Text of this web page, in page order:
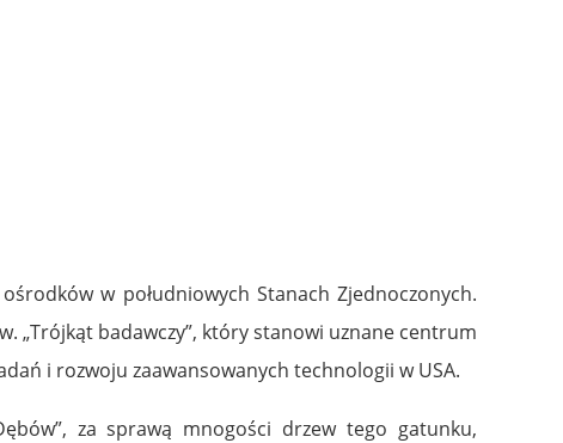
w południowych Stanach Zjednoczonych.
„Trójkąt badawczy”, który stanowi uznane centrum
i rozwoju zaawansowanych technologii w USA.
za sprawą mnogości drzew tego gatunku,